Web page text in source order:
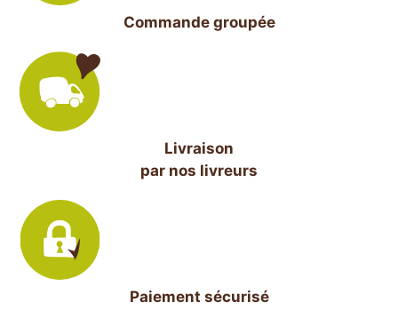
Commande groupée
Livraison
par nos livreurs
Paiement sécurisé